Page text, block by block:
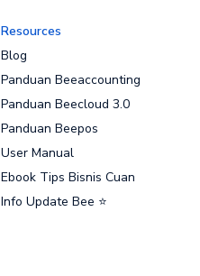
Resources
Blog
Panduan Beeaccounting
Panduan Beecloud 3.0
Panduan Beepos
User Manual
Ebook Tips Bisnis Cuan
Info Update Bee ⭐